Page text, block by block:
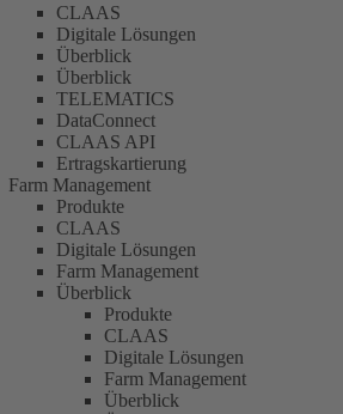
CLAAS
Digitale Lösungen
Überblick
Überblick
TELEMATICS
DataConnect
CLAAS API
Ertragskartierung
Farm Management
Produkte
CLAAS
Digitale Lösungen
Farm Management
Überblick
Produkte
CLAAS
Digitale Lösungen
Farm Management
Überblick